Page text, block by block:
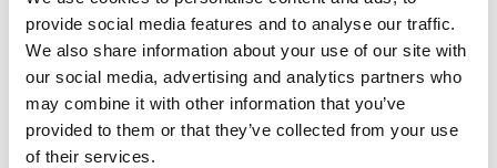
provide social media features and to analyse our traffic.
We also share information about your use of our site with
our social media, advertising and analytics partners who
may combine it with other information that you’ve
provided to them or that they’ve collected from your use
of their services.
Produkt anzeigen Produkt anzeigen
Mehr als 10.000 zufriedene
Kunden
Kostenloser Versand in den